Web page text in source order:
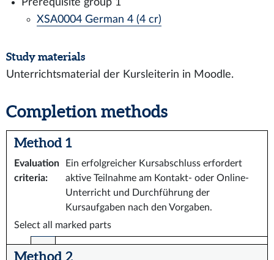
Prerequisite group 1
XSA0004 German 4 (4 cr)
Study materials
Unterrichtsmaterial der Kursleiterin in Moodle.
Completion methods
Method 1
Evaluation
criteria:
Ein erfolgreicher Kursabschluss erfordert
aktive Teilnahme am Kontakt- oder Online-
Unterricht und Durchführung der
Kursaufgaben nach den Vorgaben.
Select all marked parts
Method 2